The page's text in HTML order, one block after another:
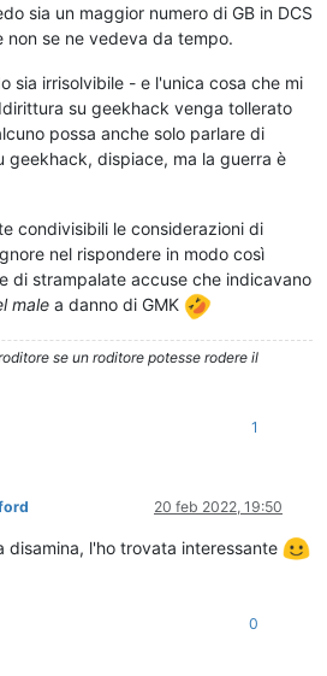
sia un maggior numero di GB in DCS
non se ne vedeva da tempo.
sia irrisolvibile - e l'unica cosa che mi
su geekhack venga tollerato
possa anche solo parlare di
geekhack, dispiace, ma la guerra è
condivisibili le considerazioni di
nel rispondere in modo così
di strampalate accuse che indicavano
male a danno di GMK
se un roditore potesse rodere il
1
20 feb 2022, 19:50
disamina, l'ho trovata interessante
0